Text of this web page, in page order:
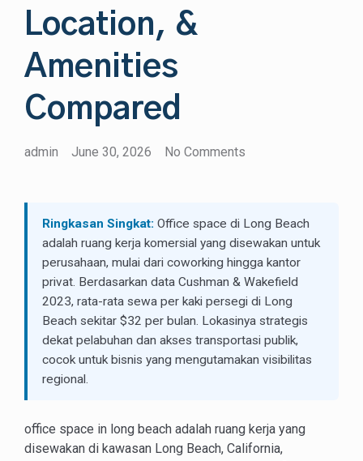
Location, &
Amenities
Compared
admin June 30, 2026 No Comments
Ringkasan Singkat: Office space di Long Beach
adalah ruang kerja komersial yang disewakan untuk
perusahaan, mulai dari coworking hingga kantor
privat. Berdasarkan data Cushman & Wakefield
2023, rata-rata sewa per kaki persegi di Long
Beach sekitar $32 per bulan. Lokasinya strategis
dekat pelabuhan dan akses transportasi publik,
cocok untuk bisnis yang mengutamakan visibilitas
regional.
office space in long beach adalah ruang kerja yang
disewakan di kawasan Long Beach, California,